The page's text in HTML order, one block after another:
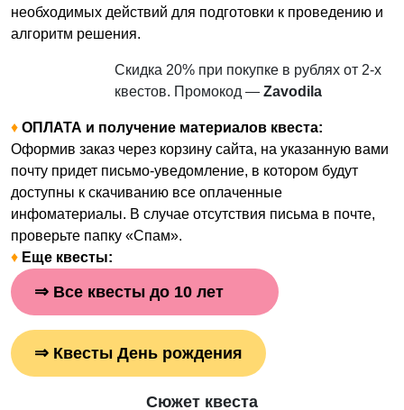
необходимых действий для подготовки к проведению и
алгоритм решения.
Скидка 20% при покупке в рублях от 2-х
квестов. Промокод — Zavodila
♦ ОПЛАТА и получение материалов квеста:
Оформив заказ через корзину сайта, на указанную вами
почту придет письмо-уведомление, в котором будут
доступны к скачиванию все оплаченные
инфоматериалы. В случае отсутствия письма в почте,
проверьте папку «Спам».
♦ Еще квесты:
⇒Все квесты до 10 лет
⇒Квесты День рождения
Сюжет квеста